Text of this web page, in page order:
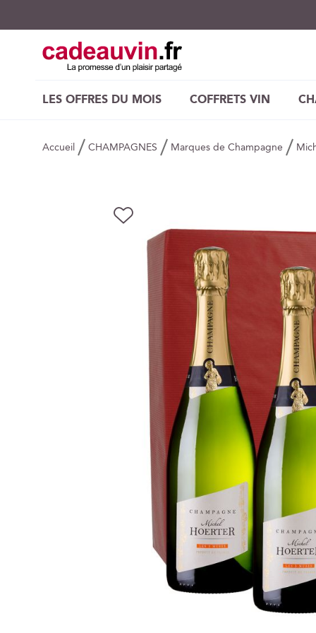
LES OFFRES DU MOIS COFFRETS VIN
Accueil CHAMPAGNES Marques de Champagne
MA
LISTE
D’ENVIE